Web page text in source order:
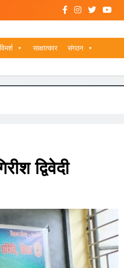
विमर्श साक्षात्कार संगठन
द्विवेदी